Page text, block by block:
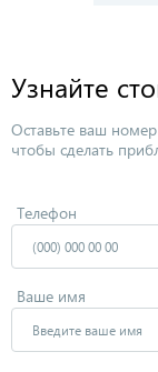
Узнайте
Оставьте ваш
чтобы сделать
Телефон
Ваше имя